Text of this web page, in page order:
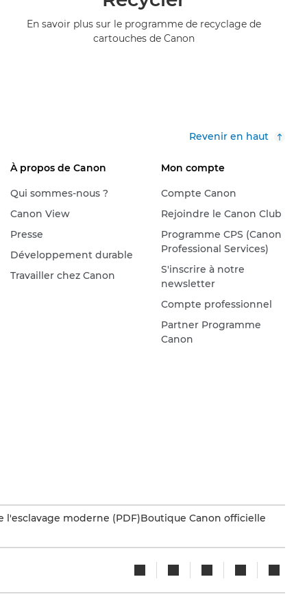
En savoir plus sur le programme de recyclage de
cartouches de Canon
Revenir en haut
À propos de Canon
Qui sommes-nous ?
Canon View
Presse
Développement durable
Travailler chez Canon
Mon compte
Compte Canon
Rejoindre le Canon Club
Programme CPS (Canon
Professional Services)
S'inscrire à notre
newsletter
Compte professionnel
Partner Programme
Canon
l'esclavage moderne (PDF)Boutique Canon officielle